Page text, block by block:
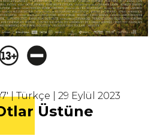
| Türkçe | 29 Eylül 2023
Üstüne